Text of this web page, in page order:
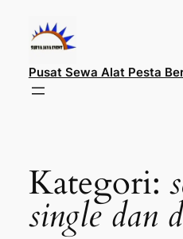
konten
Pusat Sewa Alat Pesta
Kategori:
single dan